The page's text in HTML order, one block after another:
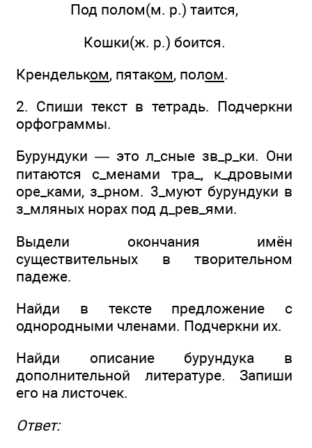
Под полом(м. р.) таится,
Кошки(ж. р.) боится.
Крендельком, пятаком, полом.
2. Спиши текст в тетрадь. Подчеркни
орфограммы.
Бурундуки — это л_сные зв_р_ки. Они
питаются с_менами тра_, к_дровыми
оре_ками, з_рном. 3_муют бурундуки в
з_мляных норах под д_рев_ями.
Выдели окончания имён
существительных в творительном
падеже.
Найди в тексте предложение с
однородными членами. Подчеркни их.
Найди описание бурундука в
дополнительной литературе. Запиши
его на листочек.
Ответ: